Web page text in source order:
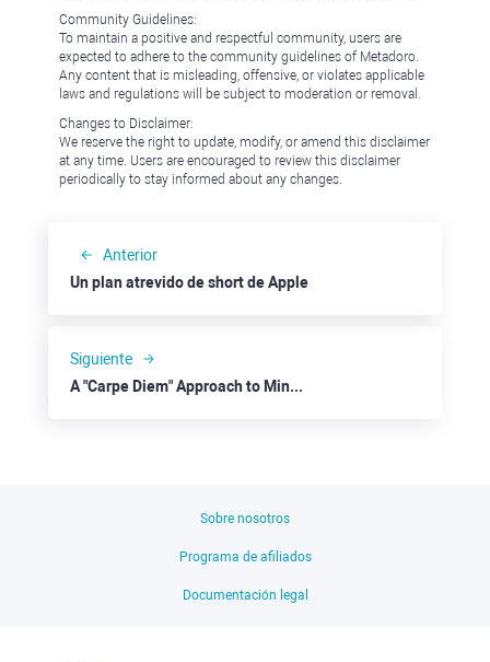
Community Guidelines:
To maintain a positive and respectful community, users are
expected to adhere to the community guidelines of Metadoro.
Any content that is misleading, offensive, or violates applicable
laws and regulations will be subject to moderation or removal.
Changes to Disclaimer:
We reserve the right to update, modify, or amend this disclaimer
at any time. Users are encouraged to review this disclaimer
periodically to stay informed about any changes.
Anterior
Un plan atrevido de short de Apple
Siguiente
A "Carpe Diem" Approach to Minor Corrections in Gold
Sobre nosotros
Programa de afiliados
Documentación legal